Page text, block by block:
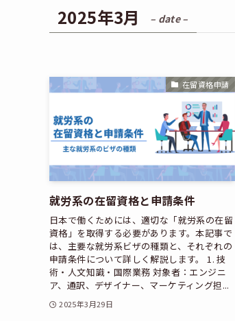
2025年3月 – date –
在留資格申請
就労系の在留資格と申請条件
日本で働くためには、適切な「就労系の在留
資格」を取得する必要があります。本記事で
は、主要な就労系ビザの種類と、それぞれの
申請条件について詳しく解説します。 1. 技
術・人文知識・国際業務 対象者：エンジニ
ア、通訳、デザイナー、マーケティング担...
2025年3月29日